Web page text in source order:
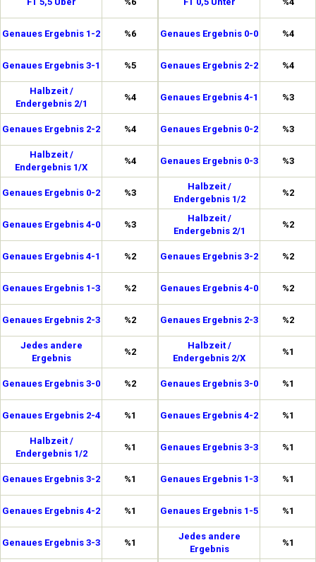
Genaues Ergebnis 1-2 %6
Genaues Ergebnis 3-1 %5
Halbzeit /
Endergebnis 2/1
%4
Genaues Ergebnis 2-2 %4
Halbzeit /
Endergebnis 1/X
%4
Genaues Ergebnis 0-2 %3
Genaues Ergebnis 4-0 %3
Genaues Ergebnis 4-1 %2
Genaues Ergebnis 1-3 %2
Genaues Ergebnis 2-3 %2
Jedes andere
Ergebnis
%2
Genaues Ergebnis 3-0 %2
Genaues Ergebnis 2-4 %1
Halbzeit /
Endergebnis 1/2
%1
Genaues Ergebnis 3-2 %1
Genaues Ergebnis 4-2 %1
Genaues Ergebnis 3-3 %1
Genaues Ergebnis 0-0 %4
Genaues Ergebnis 2-2 %4
Genaues Ergebnis 4-1 %3
Genaues Ergebnis 0-2 %3
Genaues Ergebnis 0-3 %3
Halbzeit /
Endergebnis 1/2
%2
Halbzeit /
Endergebnis 2/1
%2
Genaues Ergebnis 3-2 %2
Genaues Ergebnis 4-0 %2
Genaues Ergebnis 2-3 %2
Halbzeit /
Endergebnis 2/X
%1
Genaues Ergebnis 3-0 %1
Genaues Ergebnis 4-2 %1
Genaues Ergebnis 3-3 %1
Genaues Ergebnis 1-3 %1
Genaues Ergebnis 1-5 %1
Jedes andere
Ergebnis
%1